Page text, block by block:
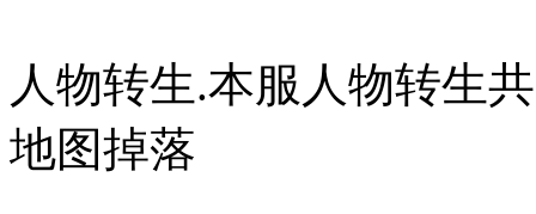
人物转生.本服人物转生
地图掉落